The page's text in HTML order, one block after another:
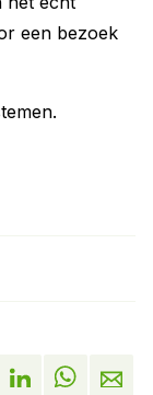
een bezoek